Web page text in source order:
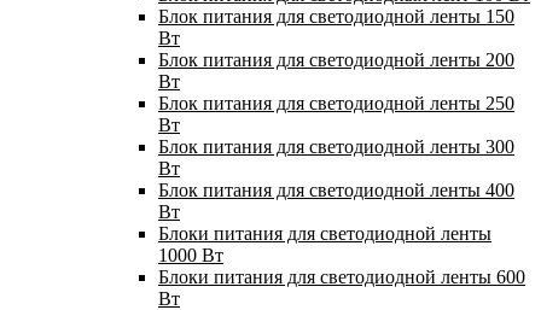
Блок питания для светодиодной ленты 150
Вт
Блок питания для светодиодной ленты 200
Вт
Блок питания для светодиодной ленты 250
Вт
Блок питания для светодиодной ленты 300
Вт
Блок питания для светодиодной ленты 400
Вт
Блоки питания для светодиодной ленты
1000 Вт
Блоки питания для светодиодной ленты 600
Вт